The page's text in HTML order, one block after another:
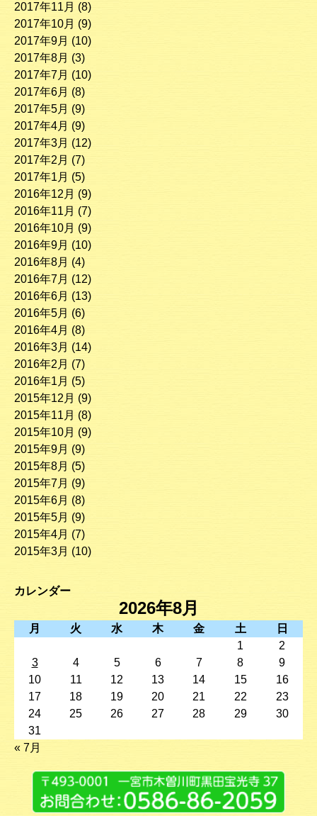
2017年11月 (8)
2017年10月 (9)
2017年9月 (10)
2017年8月 (3)
2017年7月 (10)
2017年6月 (8)
2017年5月 (9)
2017年4月 (9)
2017年3月 (12)
2017年2月 (7)
2017年1月 (5)
2016年12月 (9)
2016年11月 (7)
2016年10月 (9)
2016年9月 (10)
2016年8月 (4)
2016年7月 (12)
2016年6月 (13)
2016年5月 (6)
2016年4月 (8)
2016年3月 (14)
2016年2月 (7)
2016年1月 (5)
2015年12月 (9)
2015年11月 (8)
2015年10月 (9)
2015年9月 (9)
2015年8月 (5)
2015年7月 (9)
2015年6月 (8)
2015年5月 (9)
2015年4月 (7)
2015年3月 (10)
カレンダー
2026年8月
月 火 水 木 金 土
日
1
2
3
4 5 6 7 8
9
10
11 12 13 14 15
16
17
18 19 20 21 22
23
24
25 26 27 28 29
30
31
« 7月